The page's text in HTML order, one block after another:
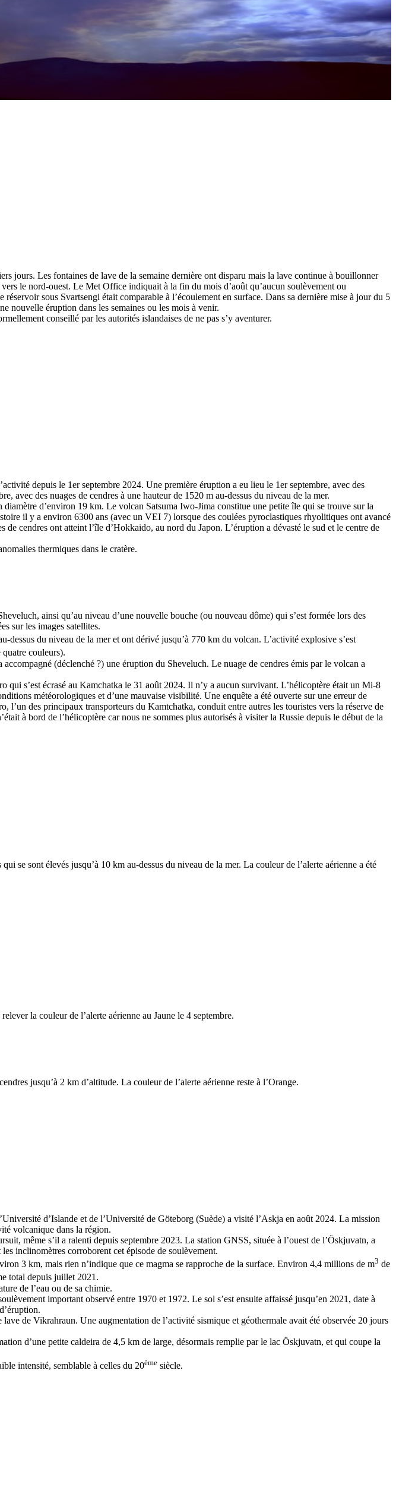
jours. Les fontaines de lave de la semaine dernière ont disparu mais la lave continue à bouillonner
le nord-ouest. Le Met Office indiquait à la fin du mois d’août qu’aucun soulèvement ou
sous Svartsengi était comparable à l’écoulement en surface. Dans sa dernière mise à jour du 5
nouvelle éruption dans les semaines ou les mois à venir.
conseillé par les autorités islandaises de ne pas s’y aventurer.
depuis le 1er septembre 2024. Une première éruption a eu lieu le 1er septembre, avec des
avec des nuages de cendres à une hauteur de 1520 m au-dessus du niveau de la mer.
d’environ 19 km. Le volcan Satsuma Iwo-Jima constitue une petite île qui se trouve sur la
il y a environ 6300 ans (avec un VEI 7) lorsque des coulées pyroclastiques rhyolitiques ont avancé
cendres ont atteint l’île d’Hokkaido, au nord du Japon. L’éruption a dévasté le sud et le centre de
thermiques dans le cratère.
ainsi qu’au niveau d’une nouvelle bouche (ou nouveau dôme) qui s’est formée lors des
sur les images satellites.
dessus du niveau de la mer et ont dérivé jusqu’à 770 km du volcan. L’activité explosive s’est
couleurs).
(déclenché ?) une éruption du Sheveluch. Le nuage de cendres émis par le volcan a
qui s’est écrasé au Kamchatka le 31 août 2024. Il n’y a aucun survivant. L’hélicoptère était un Mi-8
météorologiques et d’une mauvaise visibilité. Une enquête a été ouverte sur une erreur de
des principaux transporteurs du Kamtchatka, conduit entre autres les touristes vers la réserve de
à bord de l’hélicoptère car nous ne sommes plus autorisés à visiter la Russie depuis le début de la
se sont élevés jusqu’à 10 km au-dessus du niveau de la mer. La couleur de l’alerte aérienne a été
la couleur de l’alerte aérienne au Jaune le 4 septembre.
jusqu’à 2 km d’altitude. La couleur de l’alerte aérienne reste à l’Orange.
d’Islande et de l’Université de Göteborg (Suède) a visité l’Askja en août 2024. La mission
volcanique dans la région.
même s’il a ralenti depuis septembre 2023. La station GNSS, située à l’ouest de l’Öskjuvatn, a
inclinomètres corroborent cet épisode de soulèvement.
3 km, mais rien n’indique que ce magma se rapproche de la surface. Environ 4,4 millions de m3 de
total depuis juillet 2021.
de l’eau ou de sa chimie.
important observé entre 1970 et 1972. Le sol s’est ensuite affaissé jusqu’en 2021, date à
de Vikrahraun. Une augmentation de l’activité sismique et géothermale avait été observée 20 jours
d’une petite caldeira de 4,5 km de large, désormais remplie par le lac Öskjuvatn, et qui coupe la
intensité, semblable à celles du 20ème siècle.